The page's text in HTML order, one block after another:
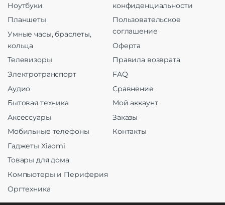
Ноутбуки
Планшеты
Умные часы, браслеты,
кольца
Телевизоры
Электротранспорт
Аудио
Бытовая техника
Аксессуары
Мобильные телефоны
Гаджеты Xiaomi
Товары для дома
Компьютеры и Периферия
Оргтехника
конфиденциальности
Пользовательское
соглашение
Оферта
Правила возврата
FAQ
Сравнение
Мой аккаунт
Заказы
Контакты